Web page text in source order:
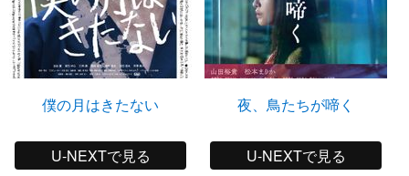
僕の月はきたない
U-NEXTで見る
夜、鳥たちが啼く
U-NEXTで見る